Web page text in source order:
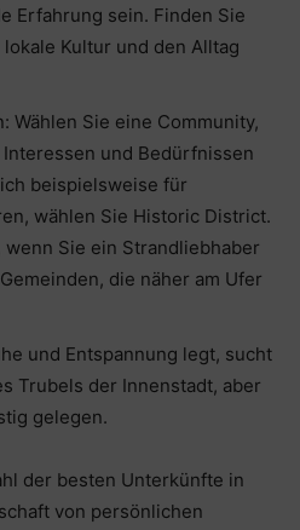
Erfahrung sein. Finden Sie
Kultur und den Alltag
Wählen Sie eine Community,
und Bedürfnissen
beispielsweise für
wählen Sie Historic District.
Sie ein Strandliebhaber
die näher am Ufer
und Entspannung legt, sucht
Trubels der Innenstadt, aber
gelegen.
der besten Unterkünfte in
von persönlichen